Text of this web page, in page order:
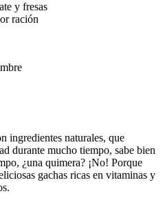
y fresas
ración
ingredientes naturales, que
durante mucho tiempo, sabe bien
¿una quimera? ¡No! Porque
gachas ricas en vitaminas y